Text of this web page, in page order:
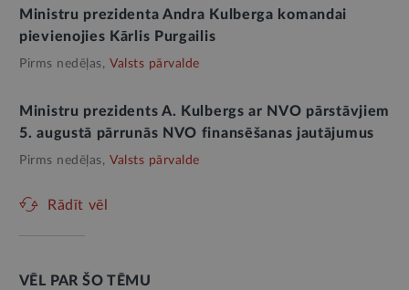
Ministru prezidenta Andra Kulberga komandai
pievienojies Kārlis Purgailis
Pirms nedēļas, Valsts pārvalde
Ministru prezidents A. Kulbergs ar NVO pārstāvjiem
5. augustā pārrunās NVO finansēšanas jautājumus
Pirms nedēļas, Valsts pārvalde
Rādīt vēl
VĒL PAR ŠO TĒMU